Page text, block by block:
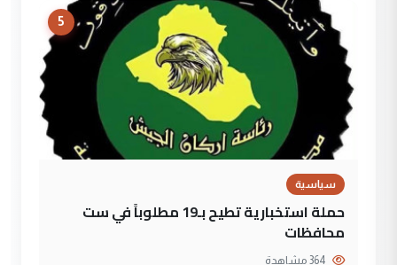
5
سياسية
حملة استخبارية تطيح بـ19 مطلوباً في ست
محافظات